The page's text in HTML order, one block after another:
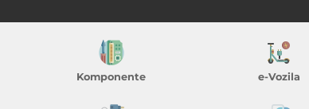
Komponente e-Vozila